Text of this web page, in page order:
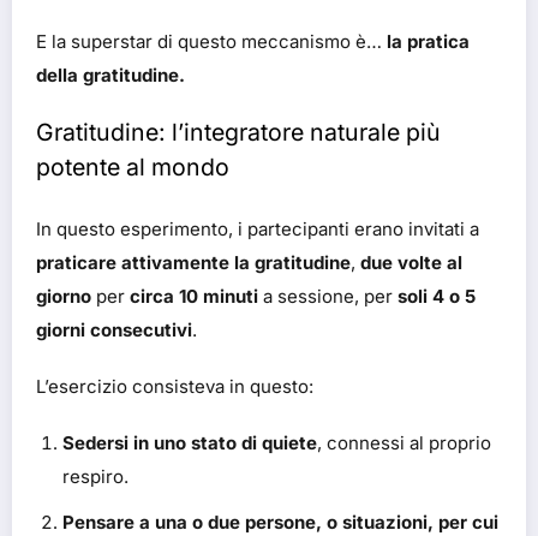
E la superstar di questo meccanismo è… la pratica
della gratitudine.
Gratitudine: l’integratore naturale più
potente al mondo
In questo esperimento, i partecipanti erano invitati a
praticare attivamente la gratitudine, due volte al
giorno per circa 10 minuti a sessione, per soli 4 o 5
giorni consecutivi.
L’esercizio consisteva in questo:
Sedersi in uno stato di quiete, connessi al proprio
respiro.
Pensare a una o due persone, o situazioni, per cui